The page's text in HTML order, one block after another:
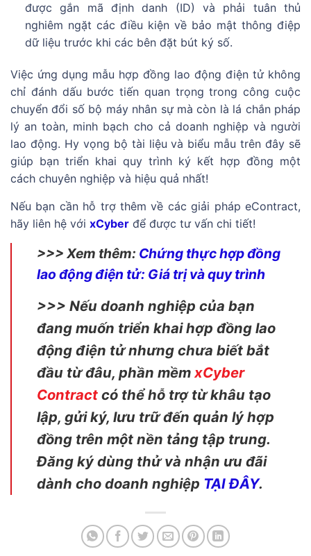
được gắn mã định danh (ID) và phải tuân thủ
nghiêm ngặt các điều kiện về bảo mật thông điệp
dữ liệu trước khi các bên đặt bút ký số.
Việc ứng dụng mẫu hợp đồng lao động điện tử không
chỉ đánh dấu bước tiến quan trọng trong công cuộc
chuyển đổi số bộ máy nhân sự mà còn là lá chắn pháp
lý an toàn, minh bạch cho cả doanh nghiệp và người
lao động. Hy vọng bộ tài liệu và biểu mẫu trên đây sẽ
giúp bạn triển khai quy trình ký kết hợp đồng một
cách chuyên nghiệp và hiệu quả nhất!
Nếu bạn cần hỗ trợ thêm về các giải pháp eContract,
hãy liên hệ với xCyber để được tư vấn chi tiết!
>>> Xem thêm: Chứng thực hợp đồng
lao động điện tử: Giá trị và quy trình
>>> Nếu doanh nghiệp của bạn
đang muốn triển khai hợp đồng lao
động điện tử nhưng chưa biết bắt
đầu từ đâu, phần mềm xCyber
Contract có thể hỗ trợ từ khâu tạo
lập, gửi ký, lưu trữ đến quản lý hợp
đồng trên một nền tảng tập trung.
Đăng ký dùng thử và nhận ưu đãi
dành cho doanh nghiệp TẠI ĐÂY.